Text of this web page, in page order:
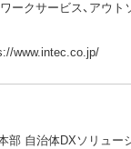
ークサービス、アウト
www.intec.co.jp/
部 自治体DXソリュー